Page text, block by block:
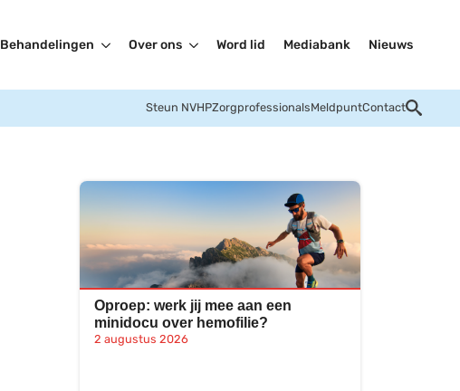
Behandelingen Over ons Word lid Mediabank Nieuws
Steun NVHPZorgprofessionalsMeldpuntContact
Oproep: werk jij mee aan een
minidocu over hemofilie?
2 augustus 2026